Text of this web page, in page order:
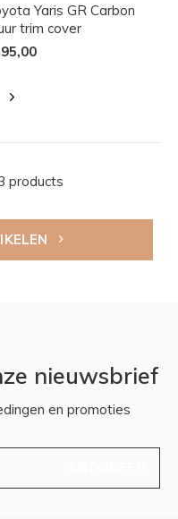
Yaris GR Carbon
trim cover
products
nieuwsbrief
en promoties